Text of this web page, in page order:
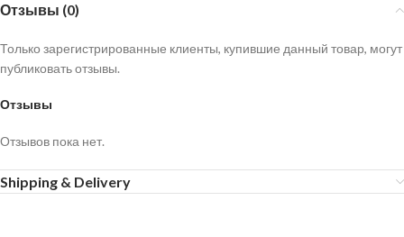
Отзывы (0)
Отзывы
Отзывов пока нет.
Только зарегистрированные клиенты, купившие данный товар, могут
публиковать отзывы.
Shipping & Delivery